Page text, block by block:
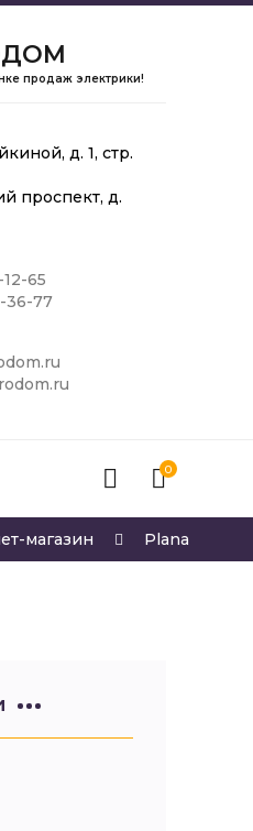
продаж электрики!
д. 1, стр.
проспект, д.
65
36-77
0
магазин Plana